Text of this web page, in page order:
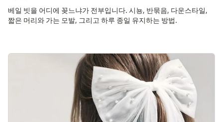
베일 빗을 어디에 꽂느냐가 전부입니다. 시뇽, 반묶음, 다운스타일,
짧은 머리와 가는 모발, 그리고 하루 종일 유지하는 방법.